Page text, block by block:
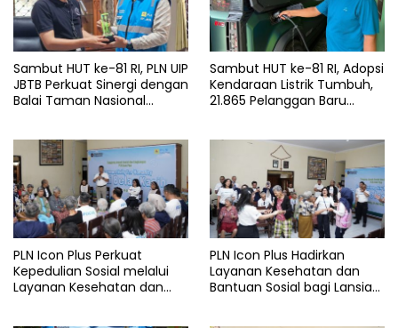
Sambut HUT ke-81 RI, PLN UIP
JBTB Perkuat Sinergi dengan
Balai Taman Nasional
kV Paiton–
Watudodol/Kalipuro
Sambut HUT ke-81 RI, Adopsi
Kendaraan Listrik Tumbuh,
21.865 Pelanggan Baru
PLN Icon Plus Perkuat
Kepedulian Sosial melalui
Layanan Kesehatan dan
PLN Icon Plus Hadirkan
Layanan Kesehatan dan
Bantuan Sosial bagi Lansia